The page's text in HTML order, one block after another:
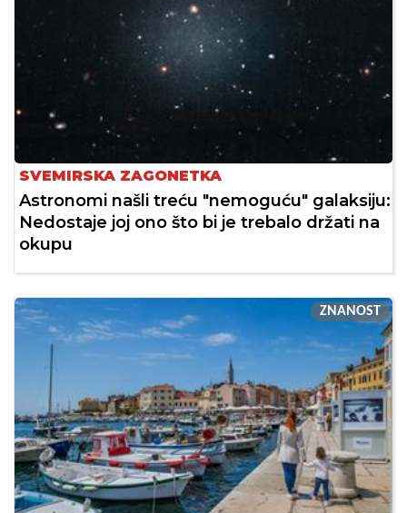
SVEMIRSKA ZAGONETKA
Astronomi našli treću "nemoguću" galaksiju:
Nedostaje joj ono što bi je trebalo držati na
okupu
ZNANOST